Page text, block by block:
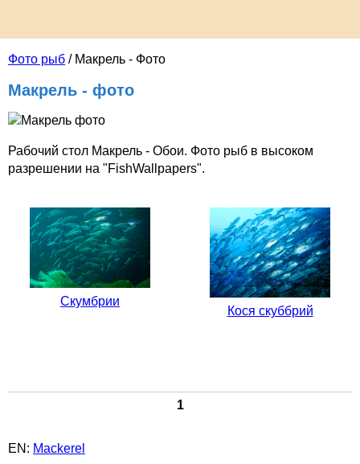
Фото рыб / Макрель - Фото
Макрель - фото
Рабочий стол Макрель - Обои. Фото рыб в высоком
разрешении на "FishWallpapers".
Скумбрии
Кося скуббрий
1
EN: Mackerel